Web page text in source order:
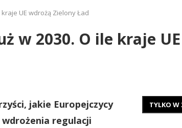
UE wdrożą Zielony Ład
w 2030. O ile kraje
jakie Europejczycy
wdrożenia regulacji
TYLKO W